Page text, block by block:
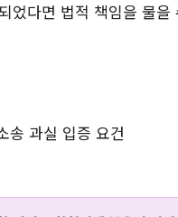
다면 법적 책임을 물